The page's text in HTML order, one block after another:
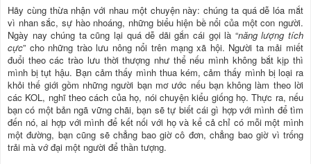
Hãy cùng thừa nhận với nhau một chuyện này: chúng ta quá dễ lóa mắt
vì nhan sắc, sự hào nhoáng, những biểu hiện bề nổi của một con người.
Ngày nay chúng ta cũng lại quá dễ dãi gắn cái gọi là “năng lượng tích
cực” cho những trào lưu nông nổi trên mạng xã hội. Người ta mải miết
đuổi theo các trào lưu thời thượng như thể nếu mình không bắt kịp thì
mình bị tụt hậu. Bạn cảm thấy mình thua kém, cảm thấy mình bị loại ra
khỏi thế giới gồm những người bạn mơ ước nếu bạn không làm theo lời
các KOL, nghĩ theo cách của họ, nói chuyện kiểu giống họ. Thực ra, nếu
bạn có một bản ngã vững chãi, bạn sẽ tự biết cái gì hợp với mình để tìm
đến nó, ai hợp với mình để kết nối với họ và kể cả chỉ có mỗi một mình
một đường, bạn cũng sẽ chẳng bao giờ cô đơn, chẳng bao giờ vì trống
trải mà vớ đại một người để thần tượng.